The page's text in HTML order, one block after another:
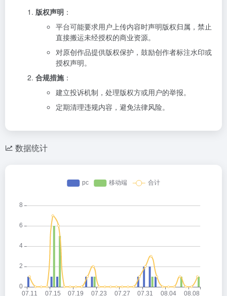
版权声明 ：
平台可能要求用户上传内容时声明版权归属，禁止
直接搬运未经授权的商业资源。
对原创作品提供版权保护，鼓励创作者标注水印或
授权声明。
合规措施：
建立投诉机制，处理版权方或用户的举报。
定期清理违规内容，避免法律风险。
数据统计